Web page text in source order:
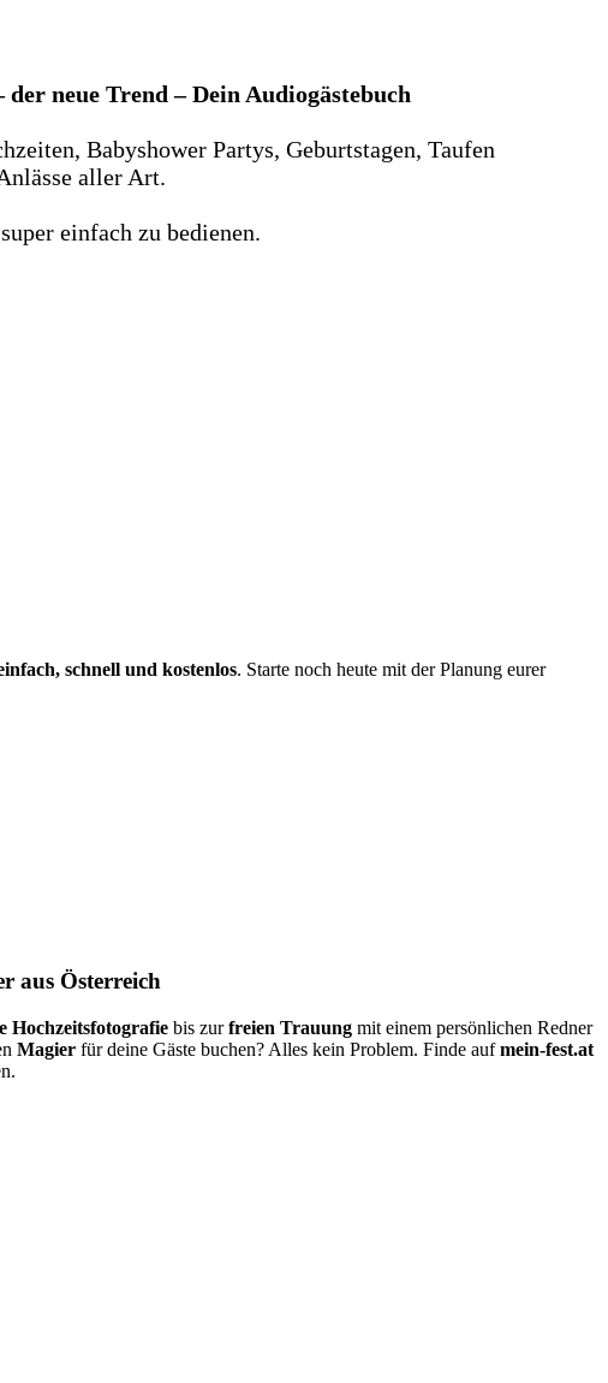
der neue Trend – Dein Audiogästebuch
Babyshower Partys, Geburtstagen, Taufen
aller Art.
einfach zu bedienen.
schnell und kostenlos. Starte noch heute mit der Planung eurer
aus Österreich
Hochzeitsfotografiebis zurfreien Trauungmit einem persönlichen Redner
Magier für deine Gäste buchen? Alles kein Problem. Finde aufmein-fest.at